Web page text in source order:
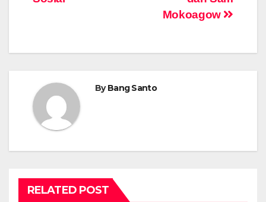
Mokoagow
ByBang Santo
RELATED POST